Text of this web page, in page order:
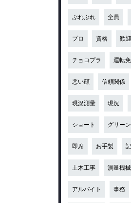
ぶれぶれ 全員
プロ 資格 歓迎
チョコプラ 運転
悪い顔 信頼関係
現況測量 現況
ショート グリー
即席 お手製
土木工事 測量機械
アルバイト 事務